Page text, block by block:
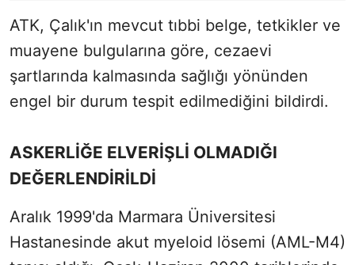
ATK, Çalık'ın mevcut tıbbi belge, tetkikler ve
muayene bulgularına göre, cezaevi
şartlarında kalmasında sağlığı yönünden
engel bir durum tespit edilmediğini bildirdi.
ASKERLİĞE ELVERİŞLİ OLMADIĞI
DEĞERLENDİRİLDİ
Aralık 1999'da Marmara Üniversitesi
Hastanesinde akut myeloid lösemi (AML-M4)